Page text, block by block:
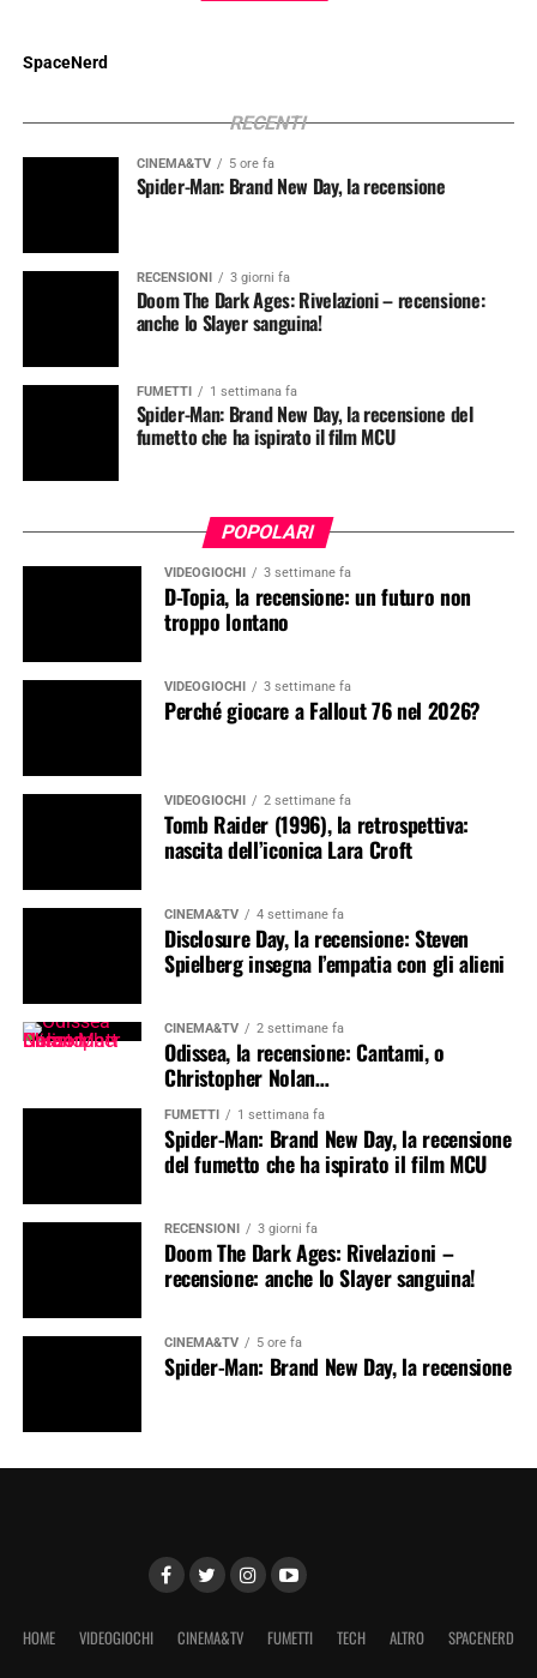
SpaceNerd
RECENTI
CINEMA&TV 5 ore fa
Spider-Man: Brand New Day, la recensione
RECENSIONI 3 giorni fa
Doom The Dark Ages: Rivelazioni – recensione:
anche lo Slayer sanguina!
FUMETTI 1 settimana fa
Spider-Man: Brand New Day, la recensione del
fumetto che ha ispirato il film MCU
POPOLARI
VIDEOGIOCHI 3 settimane fa
D-Topia, la recensione: un futuro non
troppo lontano
VIDEOGIOCHI 3 settimane fa
Perché giocare a Fallout 76 nel 2026?
VIDEOGIOCHI 2 settimane fa
Tomb Raider (1996), la retrospettiva:
nascita dell’iconica Lara Croft
CINEMA&TV 4 settimane fa
Disclosure Day, la recensione: Steven
Spielberg insegna l’empatia con gli alieni
CINEMA&TV 2 settimane fa
Odissea, la recensione: Cantami, o
Christopher Nolan…
FUMETTI 1 settimana fa
Spider-Man: Brand New Day, la recensione
del fumetto che ha ispirato il film MCU
RECENSIONI 3 giorni fa
Doom The Dark Ages: Rivelazioni –
recensione: anche lo Slayer sanguina!
CINEMA&TV 5 ore fa
Spider-Man: Brand New Day, la recensione
HOME VIDEOGIOCHI CINEMA&TV FUMETTI TECH ALTRO SPACENERD